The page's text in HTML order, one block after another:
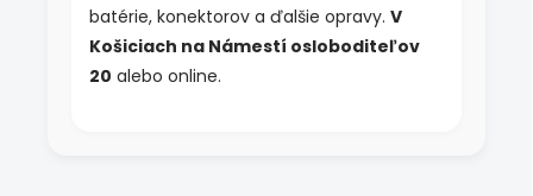
batérie, konektorov a ďalšie opravy. V
Košiciach na Námestí osloboditeľov
20 alebo online.